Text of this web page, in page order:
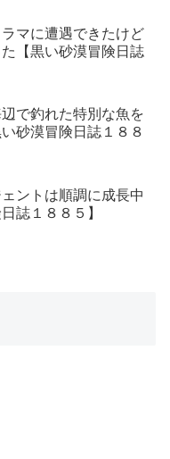
マに遭遇できたけど
【黒い砂漠冒険日誌
で釣れた特別な魚を
砂漠冒険日誌１８８
ントは順調に成長中
誌１８８５】